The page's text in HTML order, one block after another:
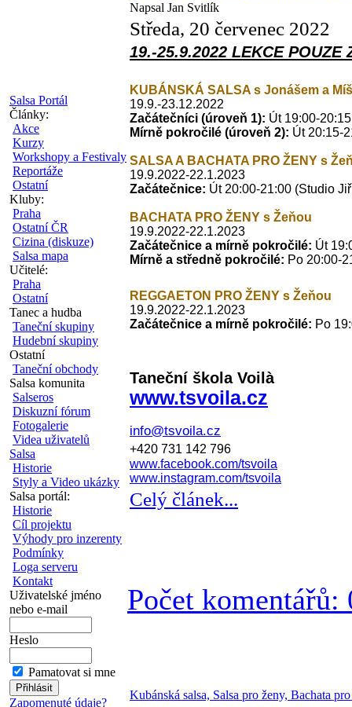
Salsa Portál
Články:
Akce
Kurzy
Workshopy a Festivaly
Reportáže
Ostatní
Kluby:
Praha
Ostatní ČR
Cizina (diskuze)
Salsa mapa
Učitelé:
Praha
Ostatní
Tanec a hudba
Taneční skupiny
Hudební skupiny
Ostatní
Taneční obchody
Salsa komunita
Salseros
Diskuzní fórum
Fotogalerie
Videa uživatelů
Salsa
Historie
Styly a Video ukázky
Salsa portál:
Historie
Cíl projektu
Výhody pro inzerenty
Podmínky
Loga serveru
Kontakt
Uživatelské jméno
nebo e-mail
Heslo
Pamatovat si mne
Zapomenuté údaje?
Napsal Jan Svitlík
Středa, 20 červenec 2022
19.-25.9.2022 LEKCE POUZE
KUBÁNSKÁ SALSA s Jonášem a
19.9.-23.12.2022
Začátečníci (úroveň 1): Út 19:00-
Mírně pokročilé (úroveň 2): Út 20:15-
SALSA A BACHATA PRO ŽENY s
19.9.2022-22.1.2023
Začátečnice: Út 20:00-21:00 (Studio
BACHATA PRO ŽENY s Žeňou
19.9.2022-22.1.2023
Začátečnice a mírně pokročilé: Út
Mírně a středně pokročilé: Po 20:00-
REGGAETON PRO ŽENY s Žeňou
19.9.2022-22.1.2023
Začátečnice a mírně pokročilé: Po
Taneční škola Voilà
www.tsvoila.cz
info@tsvoila.cz
+420 731 142 796
www.facebook.com/tsvoila
www.instagram.com/tsvoila
Celý článek...
Počet komentářů:
Kubánská salsa, Salsa pro ženy, Bachata